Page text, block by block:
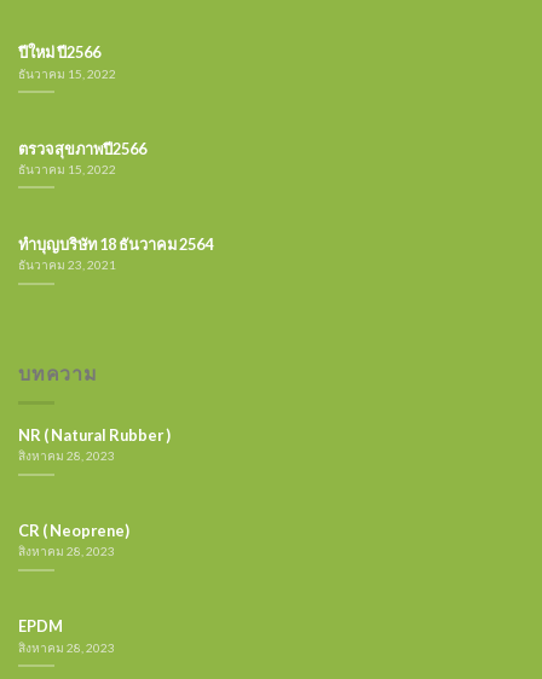
ปีใหม่ ปี2566
ธันวาคม 15, 2022
ตรวจสุขภาพปี2566
ธันวาคม 15, 2022
ทำบุญบริษัท 18 ธันวาคม 2564
ธันวาคม 23, 2021
บทความ
NR ( Natural Rubber )
สิงหาคม 28, 2023
CR ( Neoprene)
สิงหาคม 28, 2023
EPDM
สิงหาคม 28, 2023